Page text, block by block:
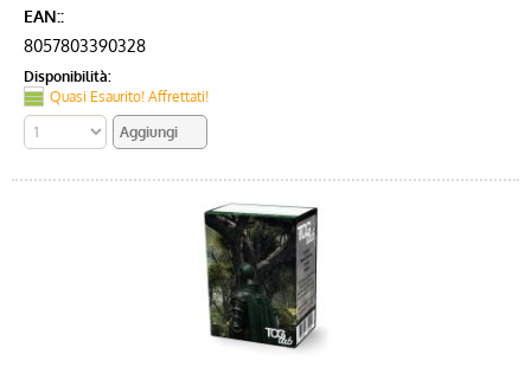
EAN::
8057803390328
Disponibilità:
Quasi Esaurito! Affrettati!